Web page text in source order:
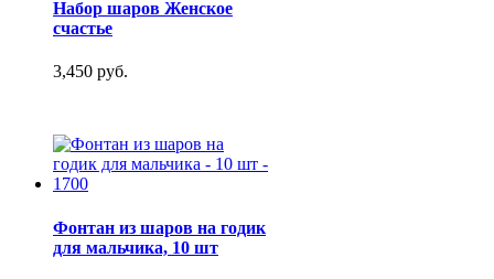
Набор шаров Женское
счастье
3,450 руб.
Фонтан из шаров на годик
для мальчика, 10 шт